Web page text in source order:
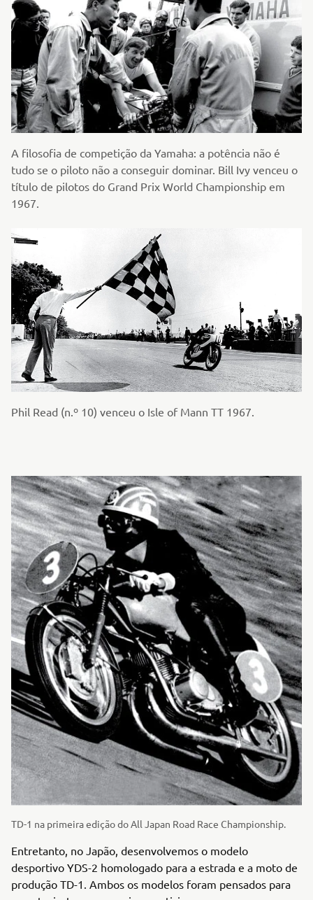
A filosofia de competição da Yamaha: a potência não é
tudo se o piloto não a conseguir dominar. Bill Ivy venceu o
título de pilotos do Grand Prix World Championship em
1967.
Phil Read (n.º 10) venceu o Isle of Mann TT 1967.
TD-1 na primeira edição do All Japan Road Race Championship.
Entretanto, no Japão, desenvolvemos o modelo
desportivo YDS-2 homologado para a estrada e a moto de
produção TD-1. Ambos os modelos foram pensados para